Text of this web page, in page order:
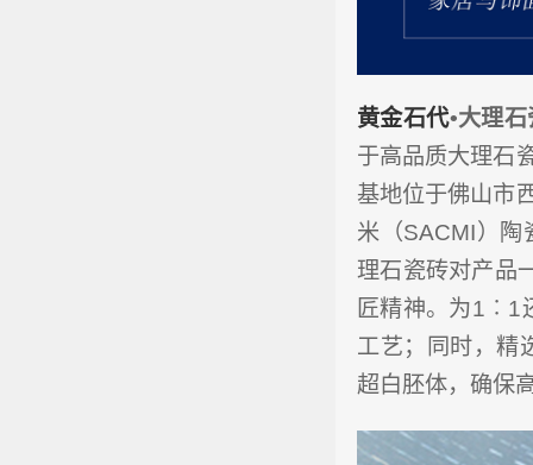
黄金石代•大理
于高品质大理石
基地位于佛山市
米（SACMI）陶
理石瓷砖对产品
匠精神。为1︰1
工艺；同时，精
超白胚体，确保